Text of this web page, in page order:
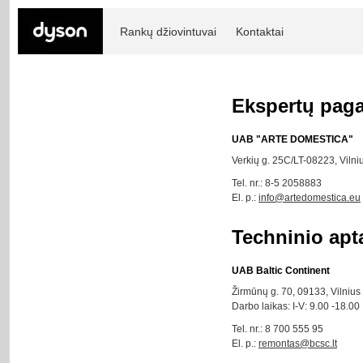
Rankų džiovintuvai Kontaktai
Ekspertų
UAB "ARTE DOMESTICA"
Verkių g. 25C/LT-08223,
Tel. nr.: 8-5 2058883
El. p.: info@artedomestica.eu
Techninio
UAB Baltic Continent
Žirmūnų g. 70, 09133, Vilnius
Darbo laikas: I-V: 9.00 -18.00
Tel. nr.: 8 700 555 95
El. p.: remontas@bcsc.lt